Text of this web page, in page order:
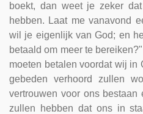
boekt, dan weet je zeker
hebben. Laat me vanavond
wil je eigenlijk van God; en
betaald om meer te
moeten betalen voordat wij in
gebeden verhoord zullen
vertrouwen voor ons
zullen hebben dat ons in